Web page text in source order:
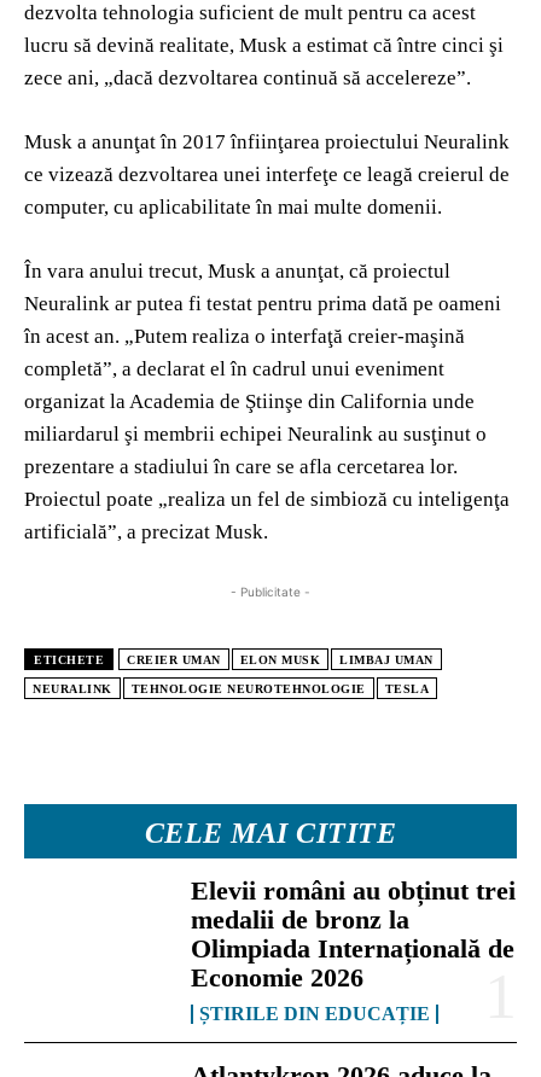
CELE MAI CITITE
Elevii români au obținut trei
medalii de bronz la
Olimpiada Internațională de
Economie 2026
ȘTIRILE DIN EDUCAȚIE
dezvolta tehnologia suficient de mult pentru ca acest
lucru să devină realitate, Musk a estimat că între cinci şi
zece ani, „dacă dezvoltarea continuă să accelereze”.
Musk a anunţat în 2017 înfiinţarea proiectului Neuralink
ce vizează dezvoltarea unei interfeţe ce leagă creierul de
computer, cu aplicabilitate în mai multe domenii.
În vara anului trecut, Musk a anunţat, că proiectul
Neuralink ar putea fi testat pentru prima dată pe oameni
în acest an. „Putem realiza o interfaţă creier-maşină
completă”, a declarat el în cadrul unui eveniment
organizat la Academia de Ştiinşe din California unde
miliardarul şi membrii echipei Neuralink au susţinut o
prezentare a stadiului în care se afla cercetarea lor.
Proiectul poate „realiza un fel de simbioză cu inteligenţa
artificială”, a precizat Musk.
- Publicitate -
ETICHETE CREIER UMAN ELON MUSK LIMBAJ UMAN
NEURALINK TEHNOLOGIE NEUROTEHNOLOGIE TESLA